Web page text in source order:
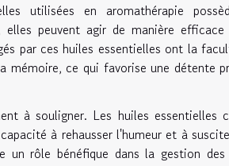
utilisées en aromathérapie
peuvent agir de manière
par ces huiles essentielles ont la
ce qui favorise une détente
à souligner. Les huiles essentielles
à rehausser l'humeur et à
rôle bénéfique dans la gestion